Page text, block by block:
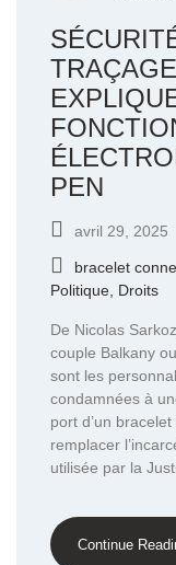
PEN
avril 29, 2025
bracelet
Politique, Droits
De Nicolas
couple Balkany
sont les
condamnées à
port d’un
remplacer
utilisée par la
Continue